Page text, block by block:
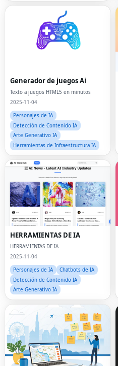
Generador de juegos Ai
Texto a juegos HTML5 en minutos
2025-11-04
Personajes de IA
Detección de Contenido IA
Arte Generativo IA
Herramientas de Infraestructura IA
HERRAMIENTAS DE IA
HERRAMIENTAS DE IA
2025-11-04
Personajes de IA
Chatbots de IA
Detección de Contenido IA
Arte Generativo IA